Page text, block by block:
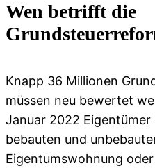
Wen betrifft die
Knapp 36 Millionen
müssen neu bewertet
Januar 2022
bebauten und
Eigentumswohnung